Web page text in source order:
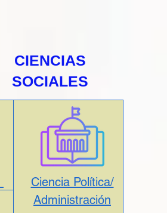
CIENCIAS
SOCIALES
Ciencia Política/
Administración